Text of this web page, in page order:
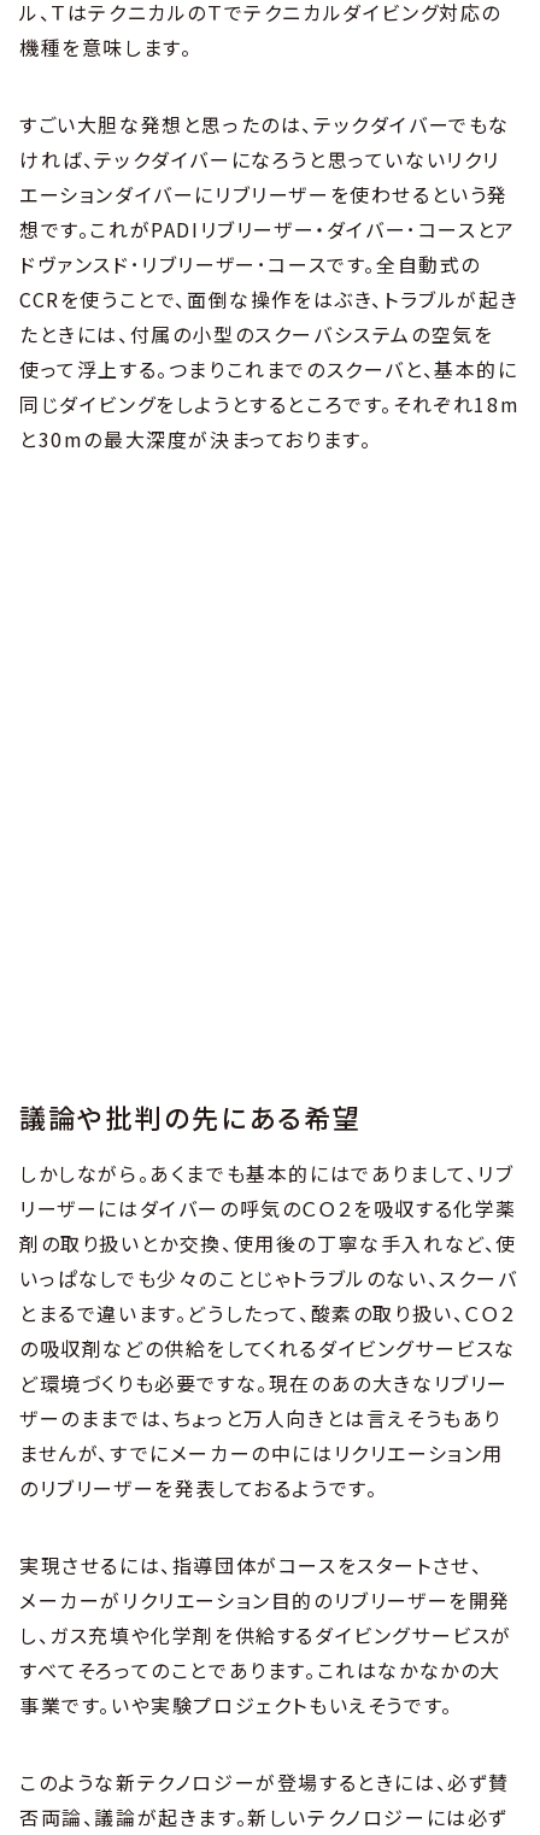
ル、ＴはテクニカルのＴでテクニカルダイビング対応の
機種を意味します。
すごい大胆な発想と思ったのは、テックダイバーでもな
ければ、テックダイバーになろうと思っていないリクリ
エーションダイバーにリブリーザーを使わせるという発
想です。これがPADIリブリーザー・ダイバー･コースとア
ドヴァンスド･リブリーザー･コースです。全自動式の
CCRを使うことで、面倒な操作をはぶき、トラブルが起き
たときには、付属の小型のスクーバシステムの空気を
使って浮上する。つまりこれまでのスクーバと、基本的に
同じダイビングをしようとするところです。それぞれ18m
と30mの最大深度が決まっております。
議論や批判の先にある希望
しかしながら。あくまでも基本的にはでありまして、リブ
リーザーにはダイバーの呼気のＣＯ２を吸収する化学薬
剤の取り扱いとか交換、使用後の丁寧な手入れなど、使
いっぱなしでも少々のことじゃトラブルのない、スクーバ
とまるで違います。どうしたって、酸素の取り扱い、ＣＯ２
の吸収剤などの供給をしてくれるダイビングサービスな
ど環境づくりも必要ですな。現在のあの大きなリブリー
ザーのままでは、ちょっと万人向きとは言えそうもあり
ませんが、すでにメーカーの中にはリクリエーション用
のリブリーザーを発表しておるようです。
実現させるには、指導団体がコースをスタートさせ、
メーカーがリクリエーション目的のリブリーザーを開発
し、ガス充填や化学剤を供給するダイビングサービスが
すべてそろってのことであります。これはなかなかの大
事業です。いや実験プロジェクトもいえそうです。
このような新テクノロジーが登場するときには、必ず賛
否両論、議論が起きます。新しいテクノロジーには必ず